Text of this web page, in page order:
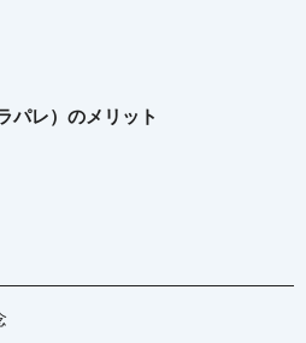
パレ）のメリット